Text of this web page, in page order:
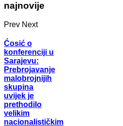
najnovije
Prev Next
Ćosić o
konferenciji u
Sarajevu:
Prebrojavanje
malobrojnijih
skupina
uvijek je
prethodilo
velikim
nacionalističkim